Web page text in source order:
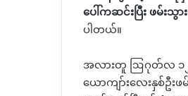
ပေါ်ကဆင်းပြီး ဖမ်
ပါတယ်။
အလားတူ ဩဂုတ်လ ၁၂
ယောကျာ်းလေးနှစ်ဦး